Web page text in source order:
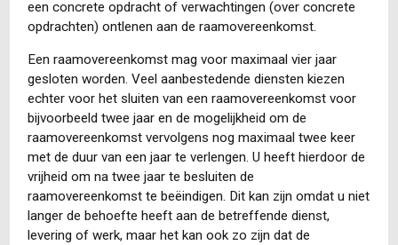
een concrete opdracht of verwachtingen (over concrete
opdrachten) ontlenen aan de raamovereenkomst.
Een raamovereenkomst mag voor maximaal vier jaar
gesloten worden. Veel aanbestedende diensten kiezen
echter voor het sluiten van een raamovereenkomst voor
bijvoorbeeld twee jaar en de mogelijkheid om de
raamovereenkomst vervolgens nog maximaal twee keer
met de duur van een jaar te verlengen. U heeft hierdoor de
vrijheid om na twee jaar te besluiten de
raamovereenkomst te beëindigen. Dit kan zijn omdat u niet
langer de behoefte heeft aan de betreffende dienst,
levering of werk, maar het kan ook zo zijn dat de